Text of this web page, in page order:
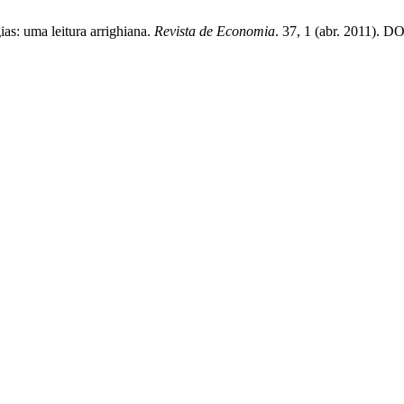
uma leitura arrighiana. Revista de Economia. 37, 1 (abr. 2011).